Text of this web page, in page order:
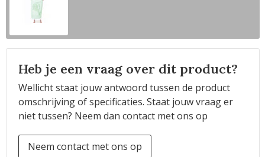
Heb je een vraag over dit product?
Wellicht staat jouw antwoord tussen de product
omschrijving of specificaties. Staat jouw vraag er
niet tussen? Neem dan contact met ons op
Neem contact met ons op